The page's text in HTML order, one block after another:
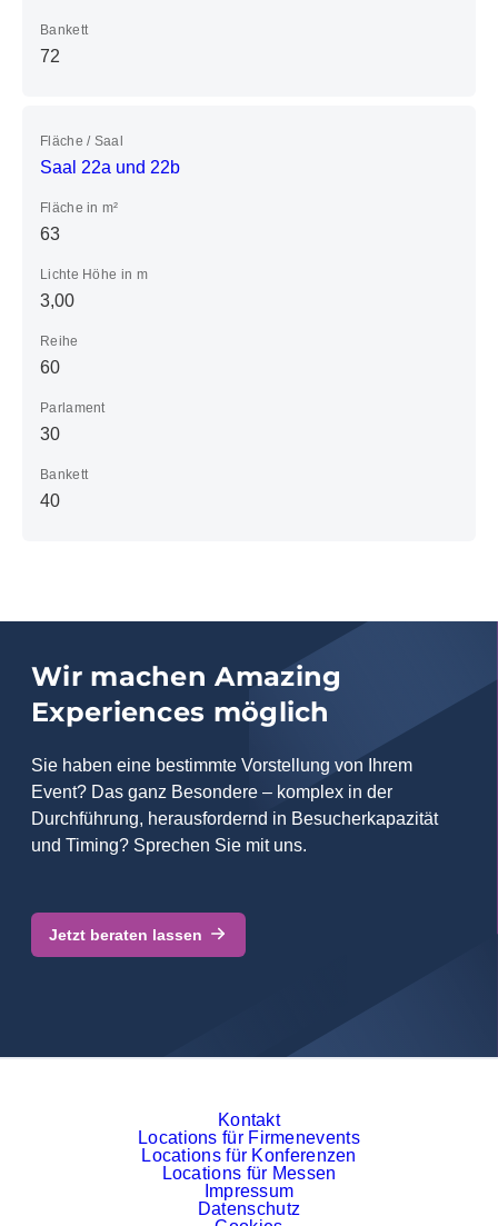
Bankett
72
Fläche / Saal
Saal 22a und 22b
Fläche in m²
63
Lichte Höhe in m
3,00
Reihe
60
Parlament
30
Bankett
40
Wir machen Amazing
Experiences möglich
Sie haben eine bestimmte Vorstellung von Ihrem
Event? Das ganz Besondere – komplex in der
Durchführung, herausfordernd in Besucherkapazität
und Timing? Sprechen Sie mit uns.
Jetzt beraten lassen
Kontakt
Locations für Firmenevents
Locations für Konferenzen
Locations für Messen
Impressum
Datenschutz